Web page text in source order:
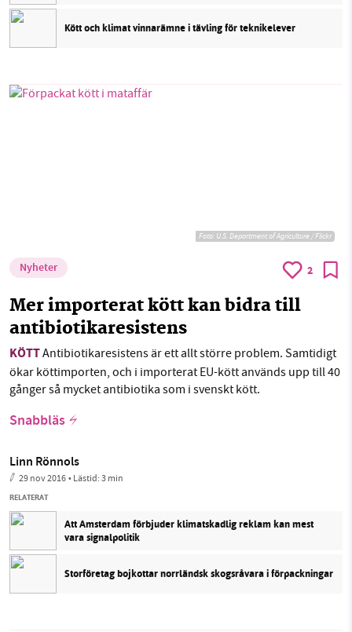
Kött och klimat vinnarämne i tävling för teknikelever
Foto: U.S. Department of Agriculture / Flickr
Nyheter 2
Mer importerat kött kan bidra till
antibiotikaresistens
KÖTTAntibiotikaresistens är ett allt större problem. Samtidigt
ökar köttimporten, och i importerat EU-kött används upp till 40
gånger så mycket antibiotika som i svenskt kött.
Snabbläs
Linn Rönnols
29 nov 2016• Lästid:3 min
RELATERAT
Att Amsterdam förbjuder klimatskadlig reklam kan mest
vara signalpolitik
Storföretag bojkottar norrländsk skogsråvara i förpackningar